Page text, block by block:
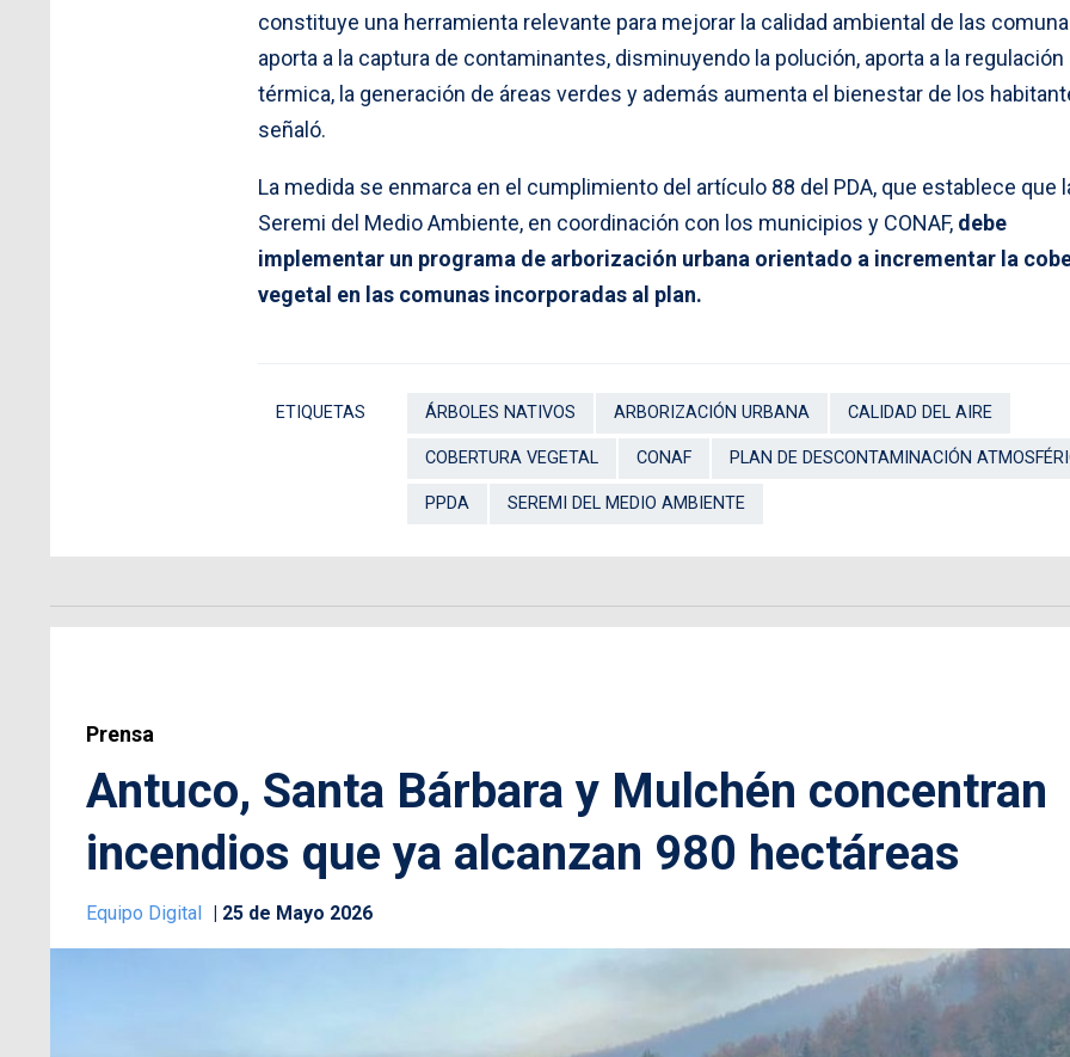
constituye una herramienta relevante para mejorar la calidad ambiental de las
aporta a la captura de contaminantes, disminuyendo la polución, aporta a la regulación
térmica, la generación de áreas verdes y además aumenta el bienestar de los
señaló.
La medida se enmarca en el cumplimiento del artículo 88 del PDA, que establece que
Seremi del Medio Ambiente, en coordinación con los municipios y CONAF, debe
implementar un programa de arborización urbana orientado a incrementar la
vegetal en las comunas incorporadas al plan.
ETIQUETAS ÁRBOLES NATIVOS ARBORIZACIÓN URBANA CALIDAD DEL AIRE
COBERTURA VEGETAL CONAF PLAN DE DESCONTAMINACIÓN
PPDA SEREMI DEL MEDIO AMBIENTE
Prensa
Antuco, Santa Bárbara y Mulchén concentran
incendios que ya alcanzan 980 hectáreas
Equipo Digital 25 de Mayo 2026